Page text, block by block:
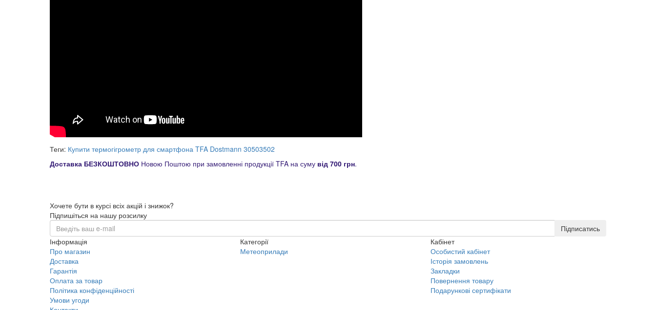
Теги: Купити термогігрометр для смартфона TFA Dostmann 30503502
Доставка БЕЗКОШТОВНО Новою Поштою при замовленні продукції TFA на суму від 700 грн.
Хочете бути в курсі всіх акцій і знижок?
Підпишіться на нашу розсилку
Підписатись
Інформація
Про магазин
Доставка
Гарантія
Оплата за товар
Політика конфіденційності
Умови угоди
Категорії
Метеоприлади
Кабінет
Особистий кабінет
Історія замовлень
Закладки
Повернення товару
Подарункові сертифікати